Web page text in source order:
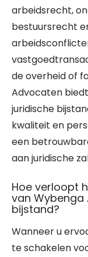
arbeidsrecht,
bestuursrecht
de overheid of
Advocaten
juridische
kwaliteit en
een
aan juridische
Hoe verloopt
van
bijstand?
Wanneer u
te schakelen